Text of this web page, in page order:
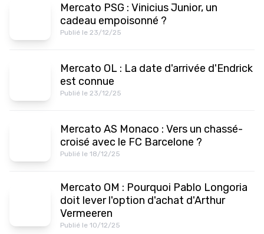
Mercato PSG : Vinicius Junior, un
cadeau empoisonné ?
Publié le 23/12/25
Mercato OL : La date d'arrivée d'Endrick
est connue
Publié le 23/12/25
Mercato AS Monaco : Vers un chassé-
croisé avec le FC Barcelone ?
Publié le 18/12/25
Mercato OM : Pourquoi Pablo Longoria
doit lever l'option d'achat d'Arthur
Vermeeren
Publié le 10/12/25